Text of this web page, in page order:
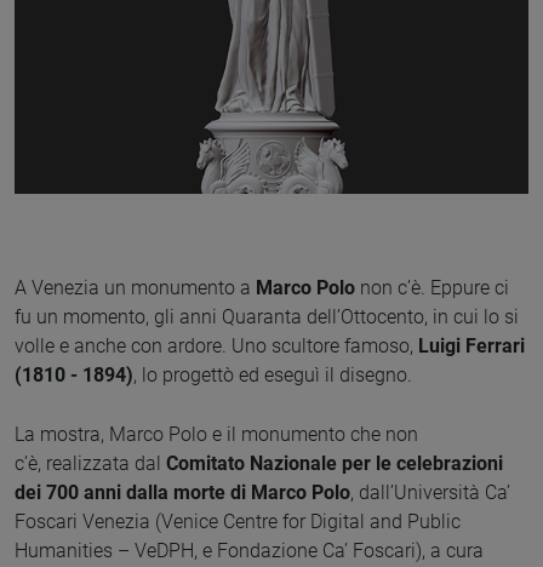
A Venezia un monumento a Marco Polo non c’è. Eppure ci
fu un momento, gli anni Quaranta dell’Ottocento, in cui lo si
volle e anche con ardore. Uno scultore famoso, Luigi Ferrari
(1810 - 1894), lo progettò ed eseguì il disegno.
La mostra, Marco Polo e il monumento che non
c’è, realizzata dal Comitato Nazionale per le celebrazioni
dei 700 anni dalla morte di Marco Polo, dall’Università Ca’
Foscari Venezia (Venice Centre for Digital and Public
Humanities – VeDPH, e Fondazione Ca’ Foscari), a cura